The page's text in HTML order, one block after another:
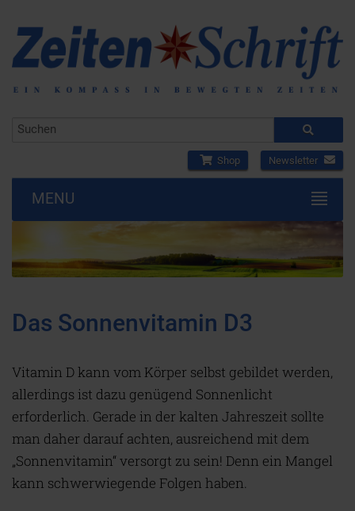
Shop Newsletter
MENU
Das Sonnenvitamin D3
Vitamin D kann vom Körper selbst gebildet werden,
allerdings ist dazu genügend Sonnenlicht
erforderlich. Gerade in der kalten Jahreszeit sollte
man daher darauf achten, ausreichend mit dem
„Sonnenvitamin“ versorgt zu sein! Denn ein Mangel
kann schwerwiegende Folgen haben.